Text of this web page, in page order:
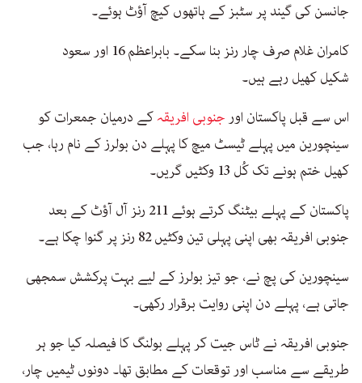
جانسن کی گیند پر سٹبز کے ہاتھوں کیچ آؤٹ ہوئے۔
کامران غلام صرف چار رنز بنا سکے۔ بابراعظم 16 اور سعود
شکیل کھیل رہے ہیں۔
اس سے قبل پاکستان اور جنوبی افریقہکے درمیان جمعرات کو
سینچورین میں پہلے ٹیسٹ میچ کا پہلے دن بولرز کے نام رہا، جب
کھیل ختم ہونے تک کُل 13 وکٹیں گریں۔
پاکستان کے پہلے بیٹنگ کرتے ہوئے 211 رنز آل آؤٹ کے بعد
جنوبی افریقہ بھی اپنی پہلی تین وکٹیں 82 رنز پر گنوا چکا ہے۔
سینچورین کی پچ نے، جو تیز بولرز کے لیے بہت پرکشش سمجھی
جاتی ہے، پہلے دن اپنی روایت برقرار رکھی۔
جنوبی افریقہ نے ٹاس جیت کر پہلے بولنگ کا فیصلہ کیا جو ہر
طریقے سے مناسب اور توقعات کے مطابق تھا۔ دونوں ٹیمیں چار،